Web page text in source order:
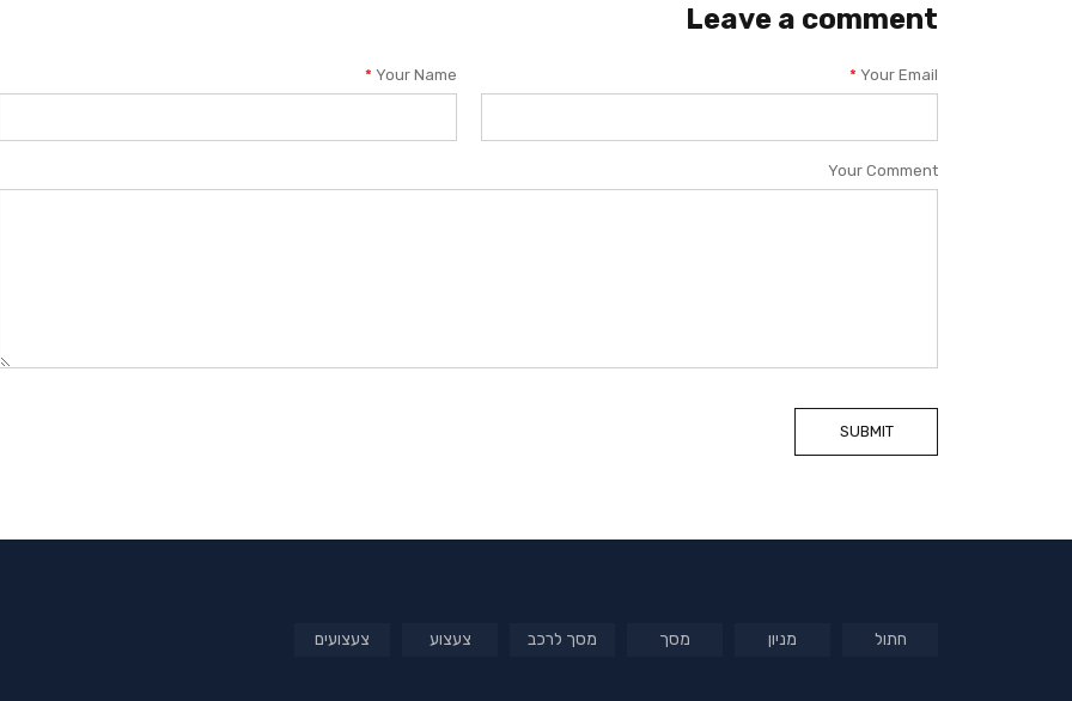
Leave a comment
Your Name
* Your Email
*
Your Comment
SUBMIT
חתול מניון מסך מסך לרכב צעצוע צעצועים